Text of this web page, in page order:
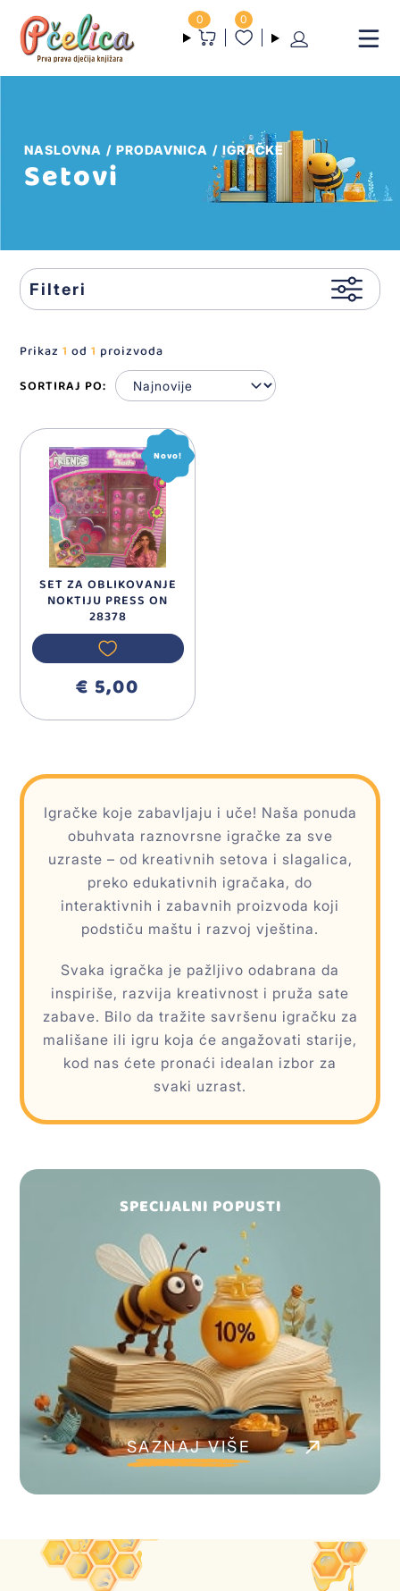
0 0
NASLOVNA PRODAVNICA IGRAČKE
Setovi
Filteri
SPECIJALNI POPUSTI
SAZNAJ VIŠE
Prikaz1 od1 proizvoda
SORTIRAJ PO:
Novo!
SET ZA OBLIKOVANJE
NOKTIJU PRESS ON
28378
€ 5,00
Igračke koje zabavljaju i uče! Naša ponuda
obuhvata raznovrsne igračke za sve
uzraste – od kreativnih setova i slagalica,
preko edukativnih igračaka, do
interaktivnih i zabavnih proizvoda koji
podstiču maštu i razvoj vještina.
Svaka igračka je pažljivo odabrana da
inspiriše, razvija kreativnost i pruža sate
zabave. Bilo da tražite savršenu igračku za
mališane ili igru koja će angažovati starije,
kod nas ćete pronaći idealan izbor za
svaki uzrast.